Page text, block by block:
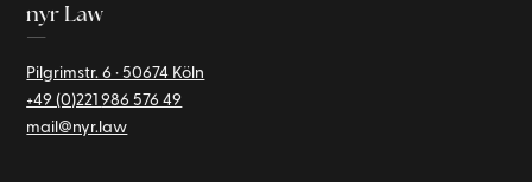
nyr Law
—
Pilgrimstr. 6 · 50674 Köln
+49 (0)221986 576 49
mail@nyr.law